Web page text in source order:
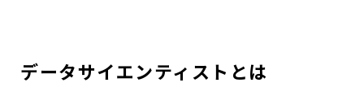
データサイエンティストとは